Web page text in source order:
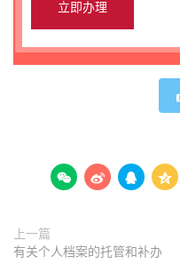
   
上一篇
有关个人档案的托管和补办